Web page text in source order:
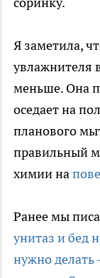
Я заметила,
увлажнителя
меньше. Она
оседает на
планового
правильный
химии на
Ранее мы
унитаз и бед
нужно